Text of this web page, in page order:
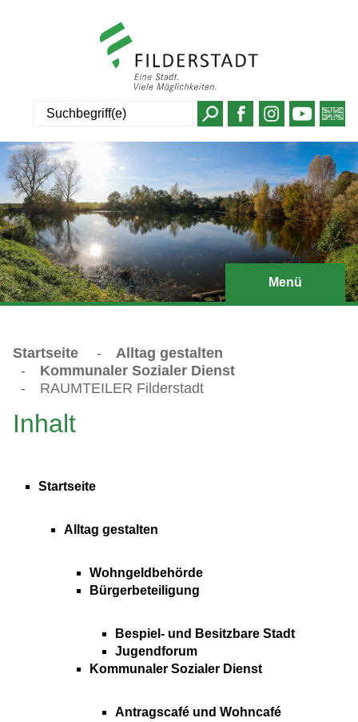
Menü
Startseite -
Alltag gestalten
-
Kommunaler Sozialer Dienst
-
RAUMTEILER Filderstadt
Inhalt
Startseite
Alltag gestalten
Wohngeldbehörde
Bürgerbeteiligung
Bespiel- und Besitzbare Stadt
Jugendforum
Kommunaler Sozialer Dienst
Antragscafé und Wohncafé